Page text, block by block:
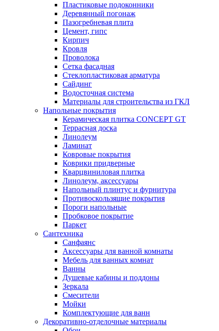
Пластиковые подоконники
Деревянный погонаж
Пазогребневая плита
Цемент, гипс
Кирпич
Кровля
Проволока
Сетка фасадная
Стеклопластиковая арматура
Сайдинг
Водосточная система
Материалы для строительства из ГКЛ
Напольные покрытия
Керамическая плитка CONCEPT GT
Террасная доска
Линолеум
Ламинат
Ковровые покрытия
Коврики придверные
Кварцвиниловая плитка
Линолеум, аксессуары
Напольный плинтус и фурнитура
Противоскользящие покрытия
Пороги напольные
Пробковое покрытие
Паркет
Сантехника
Санфаянс
Аксессуары для ванной комнаты
Мебель для ванных комнат
Ванны
Душевые кабины и поддоны
Зеркала
Смесители
Мойки
Комплектующие для ванн
Декоративно-отделочные материалы